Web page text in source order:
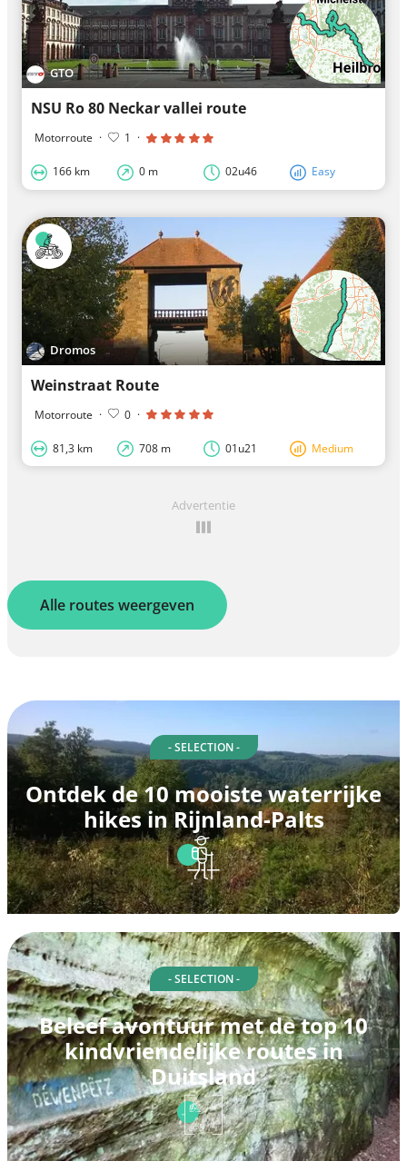
GTO
NSU Ro 80 Neckar vallei route
Motorroute · 1 ·
166 km 0 m 02u46 Easy
Dromos
Weinstraat Route
Motorroute · 0 ·
81,3 km 708 m 01u21 Medium
Advertentie
Alle routes weergeven
- SELECTION -
Ontdek de 10 mooiste waterrijke
hikes in Rijnland-Palts
- SELECTION -
Beleef avontuur met de top 10
kindvriendelijke routes in
Duitsland